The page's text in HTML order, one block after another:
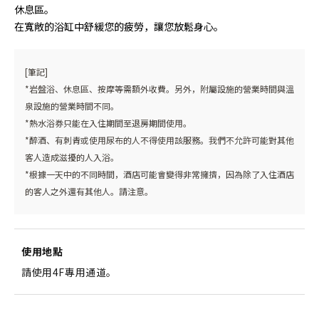
休息區。
在寬敞的浴缸中舒緩您的疲勞，讓您放鬆身心。
[筆記]
*岩盤浴、休息區、按摩等需額外收費。另外，附屬設施的營業時間與溫
泉設施的營業時間不同。
*熱水浴券只能在入住期間至退房期間使用。
*醉酒、有刺青或使用尿布的人不得使用該服務。我們不允許可能對其他
客人造成滋擾的人入浴。
*根據一天中的不同時間，酒店可能會變得非常擁擠，因為除了入住酒店
的客人之外還有其他人。請注意。
使用地點
請使用4F專用通道。